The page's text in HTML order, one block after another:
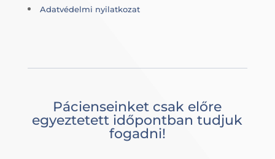
Adatvédelmi nyilatkozat
Pácienseinket csak előre
egyeztetett időpontban tudjuk
fogadni!